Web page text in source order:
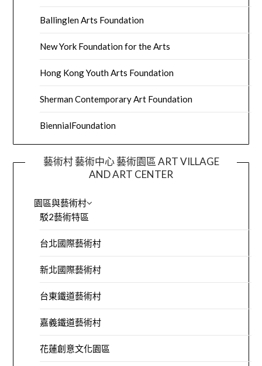
Ballinglen Arts Foundation
New York Foundation for the Arts
Hong Kong Youth Arts Foundation
Sherman Contemporary Art Foundation
BiennialFoundation
藝術村 藝術中心 藝術園區 ART VILLAGE
AND ART CENTER
園區與藝術村
駁2藝術特區
台北國際藝術村
新北國際藝術村
台東鐵道藝術村
嘉義鐵道藝術村
花蓮創意文化園區